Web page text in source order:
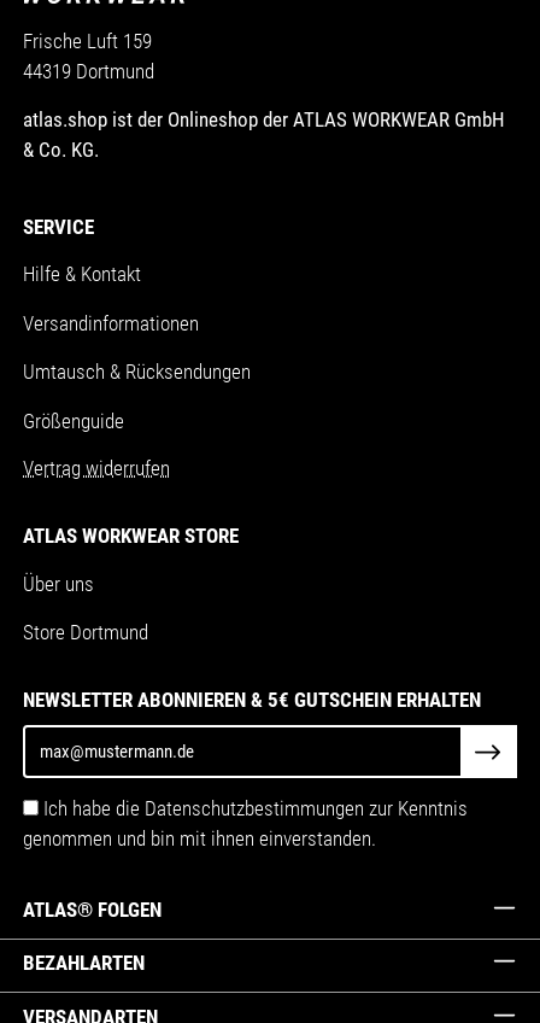
Frische Luft 159
44319 Dortmund
atlas.shop ist der Onlineshop der ATLAS WORKWEAR GmbH
& Co. KG.
SERVICE
Hilfe & Kontakt
Versandinformationen
Umtausch & Rücksendungen
Größenguide
Vertrag widerrufen
ATLAS WORKWEAR STORE
Über uns
Store Dortmund
NEWSLETTER ABONNIEREN & 5€ GUTSCHEIN ERHALTEN
Ich habe die Datenschutzbestimmungen zur Kenntnis
genommen und bin mit ihnen einverstanden.
ATLAS® FOLGEN
BEZAHLARTEN
VERSANDARTEN